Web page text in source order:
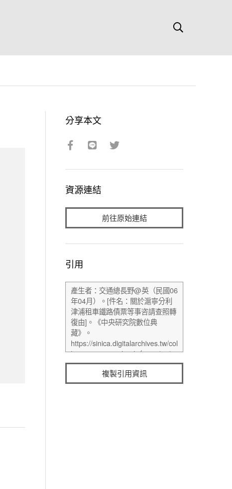
分享本文
資源連結
前往原始連結
引用
複製引用資訊